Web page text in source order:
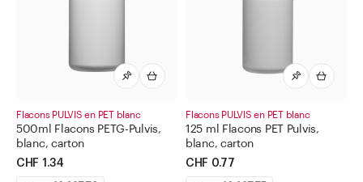
Flacons PULVIS en verre
Flacons Snap-Cap
Moules et emballages pour suppositoires
Flacons PULVIS en PET blanc
500ml Flacons PETG-Pulvis,
blanc, carton
CHF 1.34
Flacons PULVIS en PET blanc
125 ml Flacons PET Pulvis,
blanc, carton
CHF 0.77